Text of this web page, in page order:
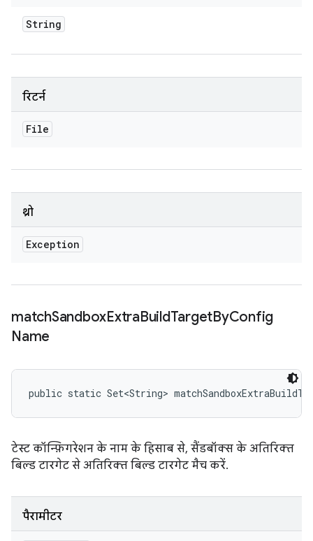
String
रिटर्न
File
थ्रो
Exception
matchSandboxExtraBuildTargetByConfig
Name
public static Set<String>
टेस्ट कॉन्फ़िगरेशन के नाम के हिसाब से, सैंडबॉक्स के अतिरिक्त
बिल्ड टारगेट से अतिरिक्त बिल्ड टारगेट मैच करें.
पैरामीटर